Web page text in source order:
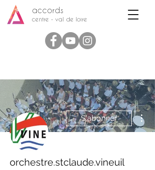
accords
centre - val de loire
S'abonner
orchestre.stclaude.vineuil